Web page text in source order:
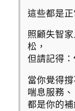
這些都是正
照顧失智
松，
但請記得：
當你覺得
喘息服務
都是你的補